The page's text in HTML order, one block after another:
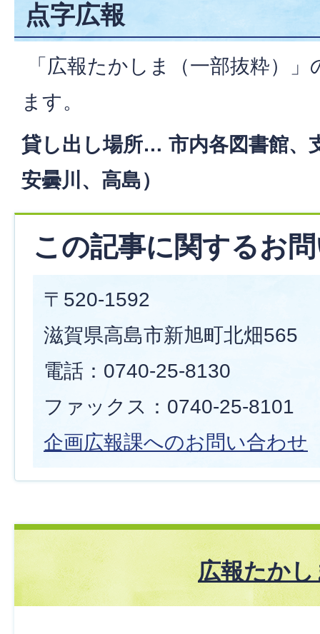
点字広報
「広報たかしま（一部抜粋）
ます。
貸し出し場所… 市内各図書館、
安曇川、高島）
この記事に関するお
〒520-1592
滋賀県高島市新旭町北畑565
電話：0740-25-8130
ファックス：0740-25-8101
企画広報課へのお問い合わせ
広報たかし